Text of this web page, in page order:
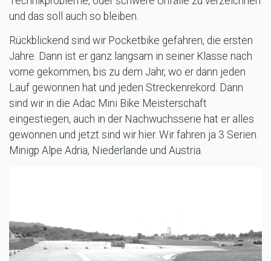
und das soll auch so bleiben.
Rückblickend sind wir Pocketbike gefahren, die ersten
Jahre. Dann ist er ganz langsam in seiner Klasse nach
vorne gekommen, bis zu dem Jahr, wo er dann jeden
Lauf gewonnen hat und jeden Streckenrekord. Dann
sind wir in die Adac Mini Bike Meisterschaft
eingestiegen, auch in der Nachwuchsserie hat er alles
gewonnen und jetzt sind wir hier. Wir fahren ja 3 Serien.
Minigp Alpe Adria, Niederlande und Austria.